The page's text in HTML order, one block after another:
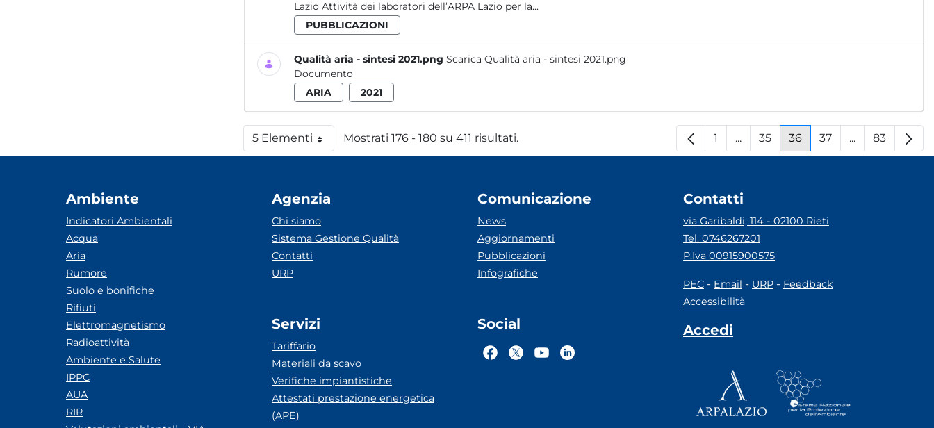
Lazio Attività dei laboratori dell’ARPA Lazio per la...
PUBBLICAZIONI
Qualità aria - sintesi 2021.png Scarica Qualità aria - sintesi 2021.png
Documento
ARIA
2021
5 ElementiPer paginaMostrati 176 - 180 su 411 risultati. Pagina
1 ...Pagine intermedie
Pagina
35 Pagina
36 Pagina
37 ...PaginePagina
83
Ambiente
Indicatori Ambientali
Acqua
Aria
Rumore
Suolo e bonifiche
Rifiuti
Elettromagnetismo
Radioattività
Ambiente e Salute
IPPC
AUA
RIR
Agenzia
Chi siamo
Sistema Gestione Qualità
Contatti
URP
Servizi
Tariffario
Materiali da scavo
Verifiche impiantistiche
Attestati prestazione energetica
(APE)
Comunicazione
News
Aggiornamenti
Pubblicazioni
Infografiche
Social
Contatti
via Garibaldi, 114 - 02100 Rieti
Tel. 0746267201
P.Iva 00915900575
PEC - Email - URP - Feedback
Accessibilità
Accedi